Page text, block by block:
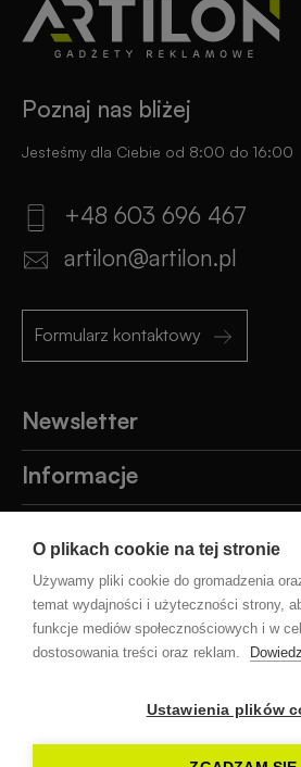
O plikach cookie na tej stronie
Używamy pliki cookie do gromadzenia
temat wydajności i użyteczności strony,
funkcje mediów społecznościowych i w
dostosowania treści oraz reklam.
Ustawienia plików
Poznaj nas bliżej
Jesteśmy dla Ciebie od 8:00 do 16:00
+48 603 696 467
artilon@artilon.pl
Formularz kontaktowy
Newsletter
Informacje
Pomoc
Blog